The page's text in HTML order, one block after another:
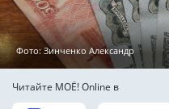
Фото: Зинченко Александр
Читайте МОЁ! Online в